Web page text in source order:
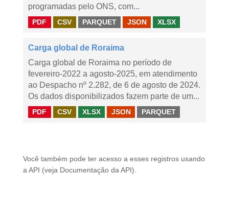
programadas pelo ONS, com...
PDF CSV PARQUET JSON XLSX
Carga global de Roraima
Carga global de Roraima no período de
fevereiro-2022 a agosto-2025, em atendimento
ao Despacho nº 2.282, de 6 de agosto de 2024.
Os dados disponibilizados fazem parte de um...
PDF CSV XLSX JSON PARQUET
Você também pode ter acesso a esses registros usando
a API (veja Documentação da API ).